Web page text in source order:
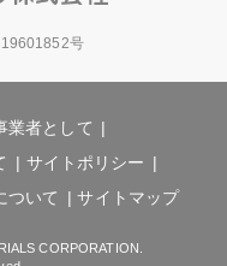
号
業者として
サイトポリシー
ついて
サイトマップ
CORPORATION.